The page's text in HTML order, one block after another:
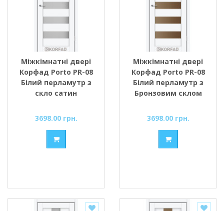
Міжкімнатні двері
Корфад Porto PR-08
Білий перламутр з
скло сатин
3698.00 грн.
Міжкімнатні двері
Корфад Porto PR-08
Білий перламутр з
Бронзовим склом
3698.00 грн.